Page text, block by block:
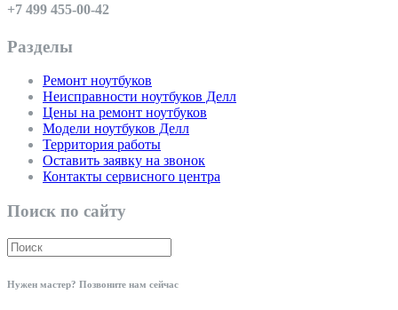
+7 499 455-00-42
Разделы
Ремонт ноутбуков
Неисправности ноутбуков Делл
Цены на ремонт ноутбуков
Модели ноутбуков Делл
Территория работы
Оставить заявку на звонок
Контакты сервисного центра
Поиск по сайту
Нужен мастер? Позвоните нам сейчас